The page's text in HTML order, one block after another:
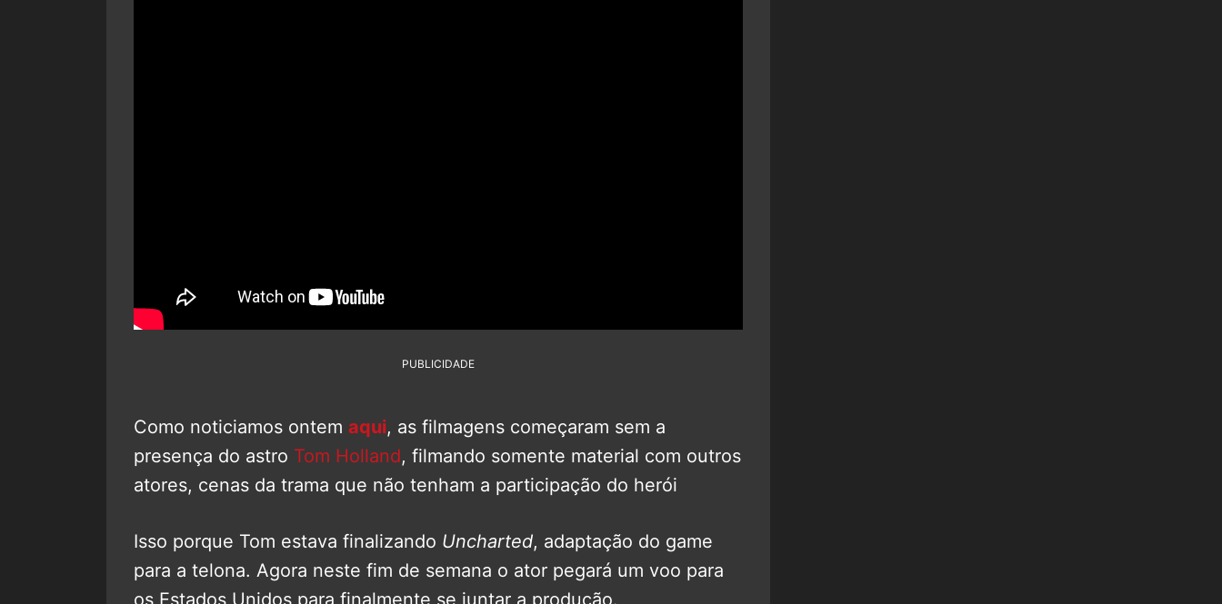
PUBLICIDADE
Como noticiamos ontem aqui, as filmagens começaram sem a
presença do astro Tom Holland, filmando somente material com outros
atores, cenas da trama que não tenham a participação do herói
Isso porque Tom estava finalizando Uncharted, adaptação do game
para a telona. Agora neste fim de semana o ator pegará um voo para
os Estados Unidos para finalmente se juntar a produção.